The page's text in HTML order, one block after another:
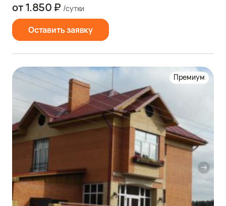
Оставить заявку
от 1.850 ₽ /сутки
Премиум